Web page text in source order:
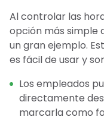
Al controlar las
opción más simple
un gran ejemplo.
es fácil de usar y
Los empleados
directamente
marcarla como